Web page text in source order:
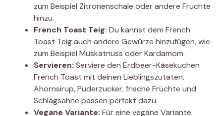
zum Beispiel Zitronenschale oder andere Früchte
hinzu.
French Toast Teig: Du kannst dem French
Toast Teig auch andere Gewürze hinzufügen, wie
zum Beispiel Muskatnuss oder Kardamom.
Servieren: Serviere den Erdbeer-Käsekuchen
French Toast mit deinen Lieblingszutaten.
Ahornsirup, Puderzucker, frische Früchte und
Schlagsahne passen perfekt dazu.
Vegane Variante: Für eine vegane Variante